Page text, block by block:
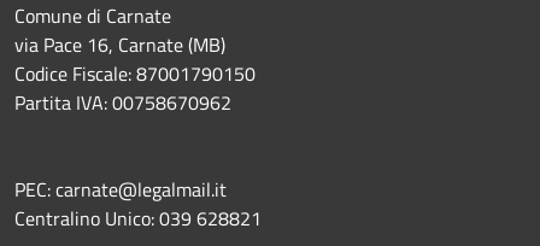
Comune di Carnate
via Pace 16, Carnate (MB)
Codice Fiscale: 87001790150
Partita IVA: 00758670962
PEC: carnate@legalmail.it
Centralino Unico: 039 628821